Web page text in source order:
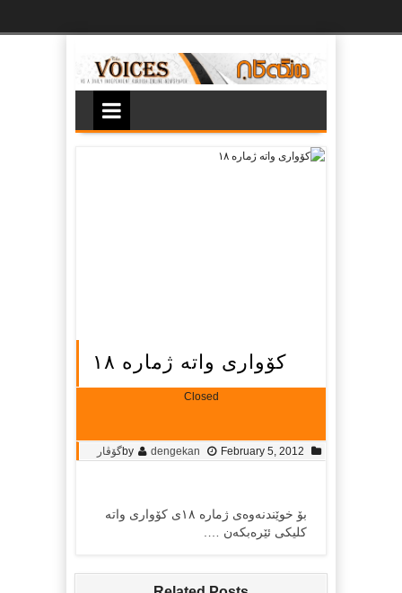
کۆواری واتە ژمارە ١٨
Closed
by dengekan February 5, 2012 گۆڤار
بۆ خوێندنەوەی ژمارە ١٨ی کۆواری واتە
کلیکی ئێرەبکەن ….